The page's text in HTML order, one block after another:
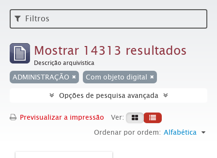
Filtros
Mostrar 14313 resultados
Descrição arquivística
ADMINISTRAÇÃO Com objeto digital
Opções de pesquisa avançada
Previsualizar a impressão
Ver:
Ordenar por ordem: Alfabética